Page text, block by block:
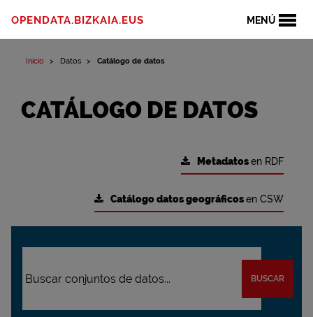
MENÚ
OPENDATA.BIZKAIA.EUS
Inicio Datos Catálogo de datos
CATÁLOGO DE DATOS
Metadatosen RDF
Catálogo datos geográficosen CSW
BUSCAR